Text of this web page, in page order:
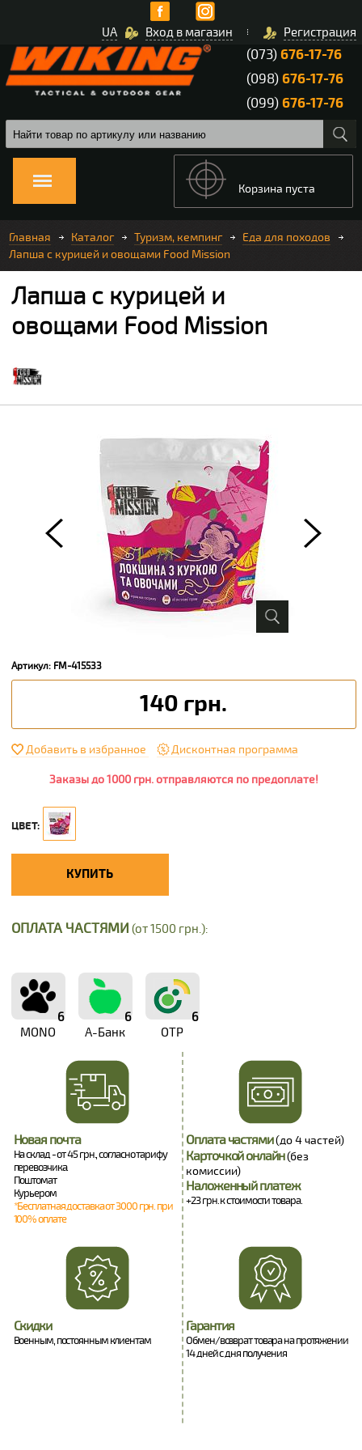
Вход в магазин Регистрация
UA
(073)676-17-76
(098)676-17-76
(099)676-17-76
Корзина пуста
Главная Каталог Туризм, кемпинг
Еда для походов
Лапша с курицей и овощами Food Mission
Лапша с курицей и
овощами Food Mission
Артикул: FM-415533
140 грн.
Добавить в избранное Дисконтная программа
Заказы до 1000 грн. отправляются по предоплате!
ЦВЕТ:
КУПИТЬ
ОПЛАТА ЧАСТЯМИ (от 1500 грн.):
6
MONO
6
А-Банк
6
OTP
Новая почта
На склад - от 45 грн., согласно тарифу
перевозчика.
Поштомат
Курьером
*Бесплатная доставка от 3000 грн. при
100% оплате
Оплата частями(до 4 частей)
Карточкой онлайн(без
комиссии)
Наложенный платеж
+23 грн. к стоимости товара.
Скидки
Военным, постоянным клиентам
Гарантия
Обмен/возврат товара на протяжении
14 дней с дня получения